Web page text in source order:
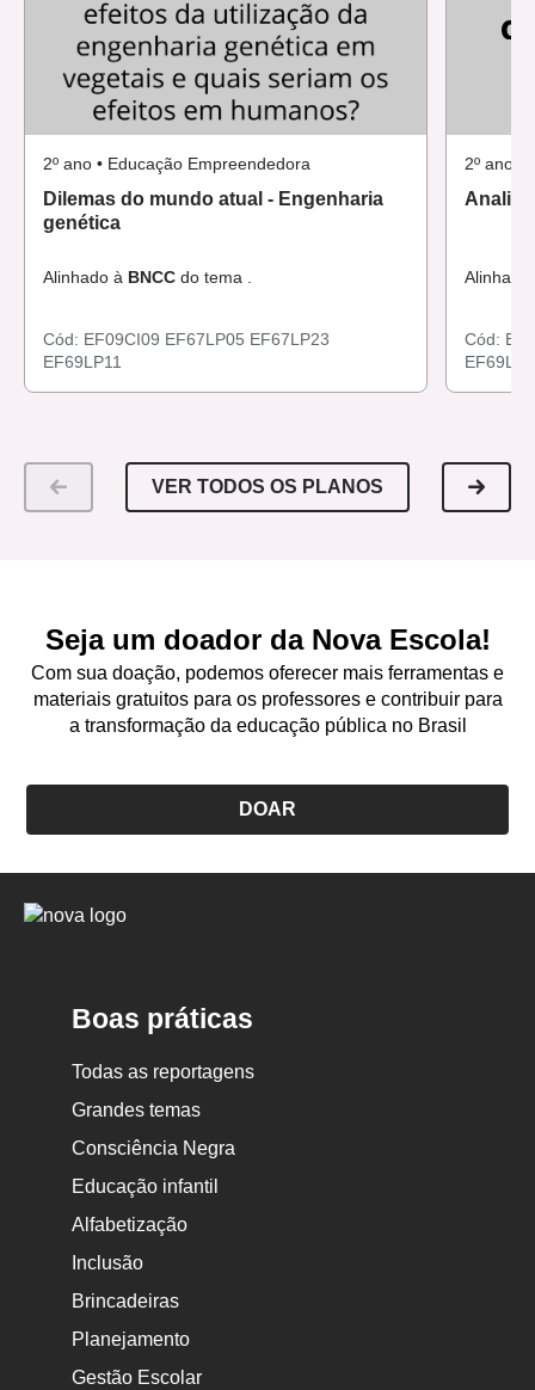
2º ano • Educação Empreendedora
Dilemas do mundo atual - Engenharia
genética
Alinhado à BNCC do tema .
Cód: EF09CI09 EF67LP05 EF67LP23
EF69LP11
2º ano •
Cód:
VER TODOS OS PLANOS
Seja um doador da Nova Escola!
Com sua doação, podemos oferecer mais ferramentas e
materiais gratuitos para os professores e contribuir para
a transformação da educação pública no Brasil
DOAR
Logo
Boas práticas
Todas as reportagens
Grandes temas
Consciência Negra
Educação infantil
Alfabetização
Inclusão
Brincadeiras
Planejamento
Gestão Escolar